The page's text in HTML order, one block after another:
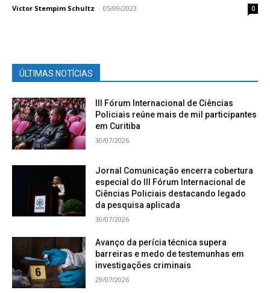
Victor Stempim Schultz - 05/09/2023 0
ÚLTIMAS NOTÍCIAS
III Fórum Internacional de Ciências
Policiais reúne mais de mil participantes
em Curitiba
30/07/2026
Jornal Comunicação encerra cobertura
especial do III Fórum Internacional de
Ciências Policiais destacando legado
da pesquisa aplicada
30/07/2026
Avanço da perícia técnica supera
barreiras e medo de testemunhas em
investigações criminais
29/07/2026